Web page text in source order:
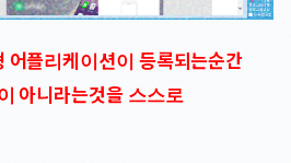
어플리케이션이 등록되는순간
아니라는것을 스스로